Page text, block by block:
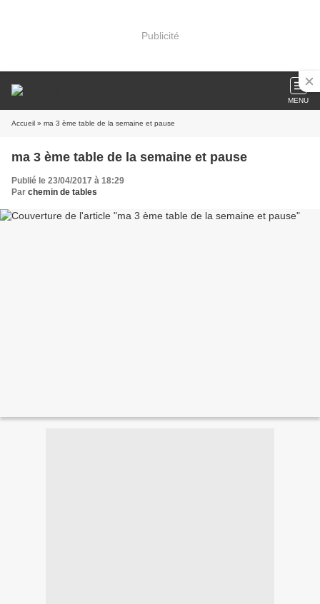
Publicité
MENU
Accueil » ma 3 ème table de la semaine et pause
ma 3 ème table de la semaine et pause
Publié le 23/04/2017 à 18:29
Par chemin de tables